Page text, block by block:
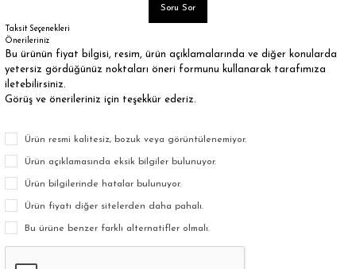
Soru Sor
Taksit Seçenekleri
Önerileriniz
Bu ürünün fiyat bilgisi, resim, ürün açıklamalarında ve diğer konularda
yetersiz gördüğünüz noktaları öneri formunu kullanarak tarafımıza
iletebilirsiniz.
Görüş ve önerileriniz için teşekkür ederiz.
Ürün resmi kalitesiz, bozuk veya görüntülenemiyor.
Ürün açıklamasında eksik bilgiler bulunuyor.
Ürün bilgilerinde hatalar bulunuyor.
Ürün fiyatı diğer sitelerden daha pahalı.
Bu ürüne benzer farklı alternatifler olmalı.